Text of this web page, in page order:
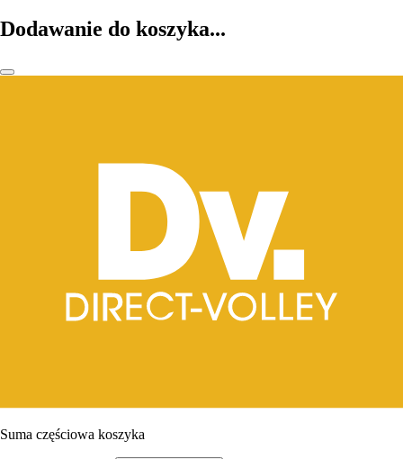
Dodawanie do koszyka...
Suma częściowa koszyka